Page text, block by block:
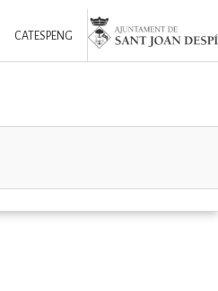
CAT ESPENG
Imatge